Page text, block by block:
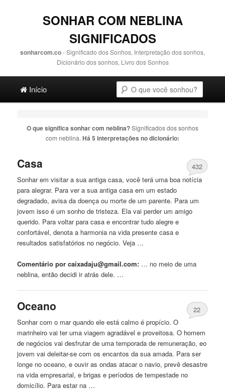
SONHAR COM NEBLINA
SIGNIFICADOS
sonharcom.co- Significado dos Sonhos, Interpretação dos sonhos,
Dicionário dos sonhos, Livro dos Sonhos
Ir para o conteúdo principal
Ir para o conteúdo secundário
Início
O que significa sonhar com neblina?Significados dos sonhos
com neblina. Há 5 interpretações no dicionário:
Casa
432
Sonhar em visitar a sua antiga casa, você terá uma boa notícia
para alegrar. Para ver a sua antiga casa em um estado
degradado, avisa da doença ou morte de um parente. Para um
jovem isso é um sonho de tristeza. Ela vai perder um amigo
querido. Para voltar para casa e encontrar tudo alegre e
confortável, denota a harmonia na vida presente casa e
resultados satisfatórios no negócio. Veja …
Comentário porcaixadaju@gmail.com: … no meio de uma
neblina, então decidi ir atrás dele. …
Oceano
22
Sonhar com o mar quando ele está calmo é propício. O
marinheiro vai ter uma viagem agradável e proveitosa. O homem
de negócios vai desfrutar de uma temporada de remuneração, eo
jovem vai deleitar-se com os encantos da sua amada. Para ser
longe no oceano, e ouvir as ondas atacar o navio, prevê desastre
na vida empresarial, e brigas e períodos de tempestade no
domicílio. Para estar na …